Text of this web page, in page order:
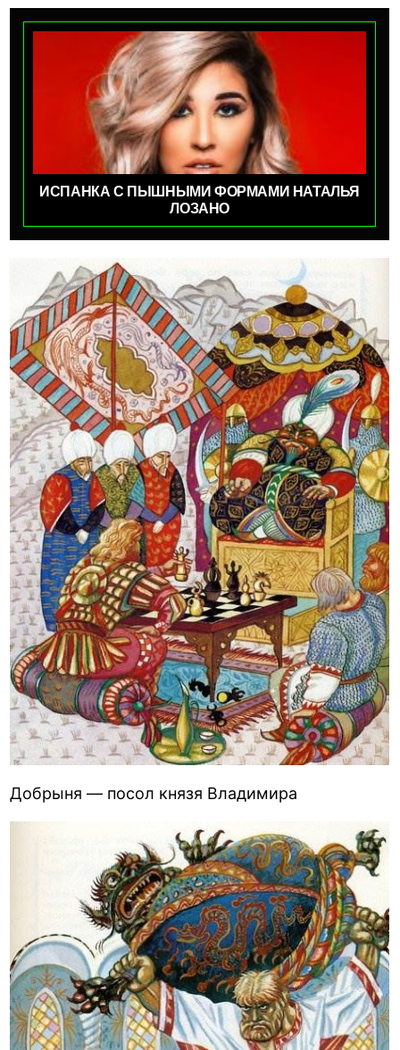
ИСПАНКА С ПЫШНЫМИ ФОРМАМИ НАТАЛЬЯ
ЛОЗАНО
Добрыня — посол князя Владимира